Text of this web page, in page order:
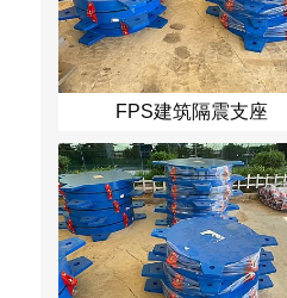
FPS建筑隔震支座